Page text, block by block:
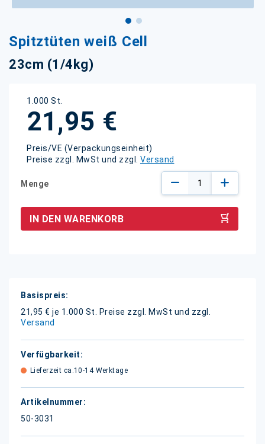
Spitztüten weiß Cell
23cm (1/4kg)
1.000 St.
21,95 €
Preis/VE (Verpackungseinheit)
Preise zzgl. MwSt und zzgl. Versand
Menge
IN DEN WARENKORB
Weitere
Informationen
21,95 € je 1.000 St.
Preise zzgl. MwSt und zzgl.
Versand
Lieferzeit ca.10-14 Werktage
50-3031
Anfang
der
Bildgalerie